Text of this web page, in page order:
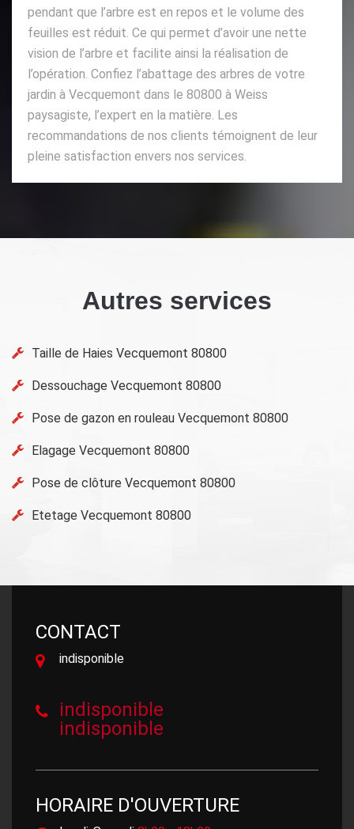
pendant que l’arbre est en repos et le volume des
feuilles est réduit. Ce qui permet d’avoir une nette
vision de l’arbre et facilite ainsi la réalisation de
l’opération. Confiez l’abattage des arbres de votre
jardin à Vecquemont dans le 80800 à Weiss
paysagiste, l’expert en la matière. Les
recommandations de nos clients témoignent de leur
pleine satisfaction envers nos services.
Autres services
Taille de Haies Vecquemont 80800
Dessouchage Vecquemont 80800
Pose de gazon en rouleau Vecquemont 80800
Elagage Vecquemont 80800
Pose de clôture Vecquemont 80800
Etetage Vecquemont 80800
CONTACT
indisponible
indisponible
indisponible
HORAIRE D'OUVERTURE